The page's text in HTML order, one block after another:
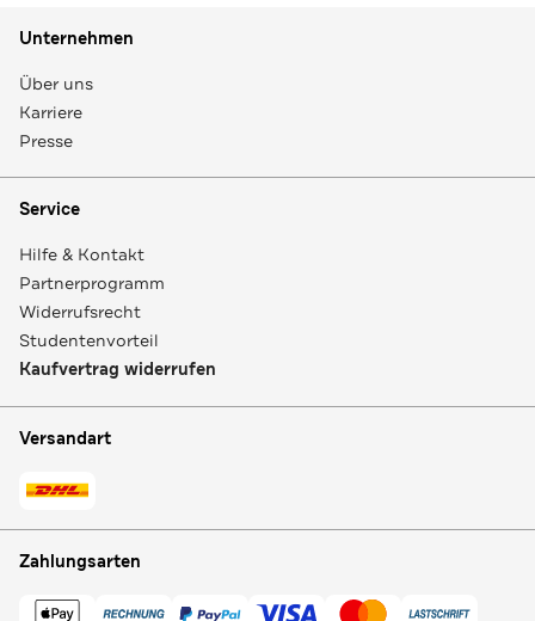
Unternehmen
Über uns
Karriere
Presse
Service
Hilfe & Kontakt
Partnerprogramm
Widerrufsrecht
Studentenvorteil
Kaufvertrag widerrufen
Versandart
Zahlungsarten